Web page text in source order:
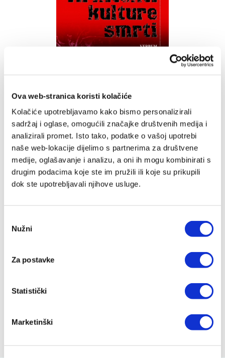
Ova web-stranica koristi kolačiće
Kolačiće upotrebljavamo kako bismo personalizirali
sadržaj i oglase, omogućili značajke društvenih medija i
analizirali promet. Isto tako, podatke o vašoj upotrebi
naše web-lokacije dijelimo s partnerima za društvene
medije, oglašavanje i analizu, a oni ih mogu kombinirati s
drugim podacima koje ste im pružili ili koje su prikupili
dok ste upotrebljavali njihove usluge.
pristanka
Nužni
Za postavke
Statistički
Marketinški
Arhitekti kulture smrti -
tvrdi uvez
Donald de Marco,Benjamin